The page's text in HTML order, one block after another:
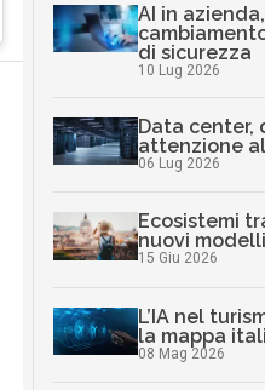
AI in
di sicurezza
10 Lug 2026
Data center,
attenzione
06 Lug 2026
Ecosistemi
nuovi
15 Giu 2026
L’IA nel
la mappa
08 Mag 2026